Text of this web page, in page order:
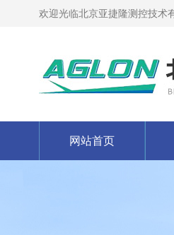
欢迎光临北京亚捷隆测控技术
网站首页